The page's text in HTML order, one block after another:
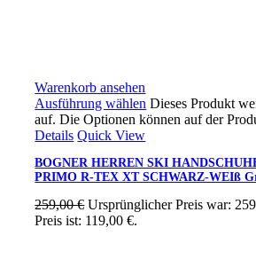
Warenkorb ansehen
Ausführung wählen Dieses Produkt
auf. Die Optionen können auf der
Details Quick View
BOGNER HERREN SKI
PRIMO R-TEX XT SCHWARZ-WEIß
259,00€ Ursprünglicher Preis war:
Preis ist: 119,00 €.